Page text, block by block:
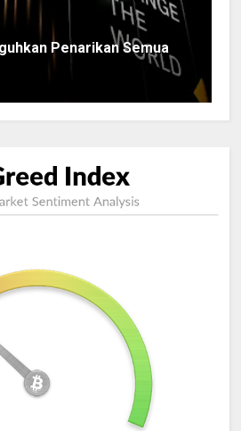
Penarikan Semua